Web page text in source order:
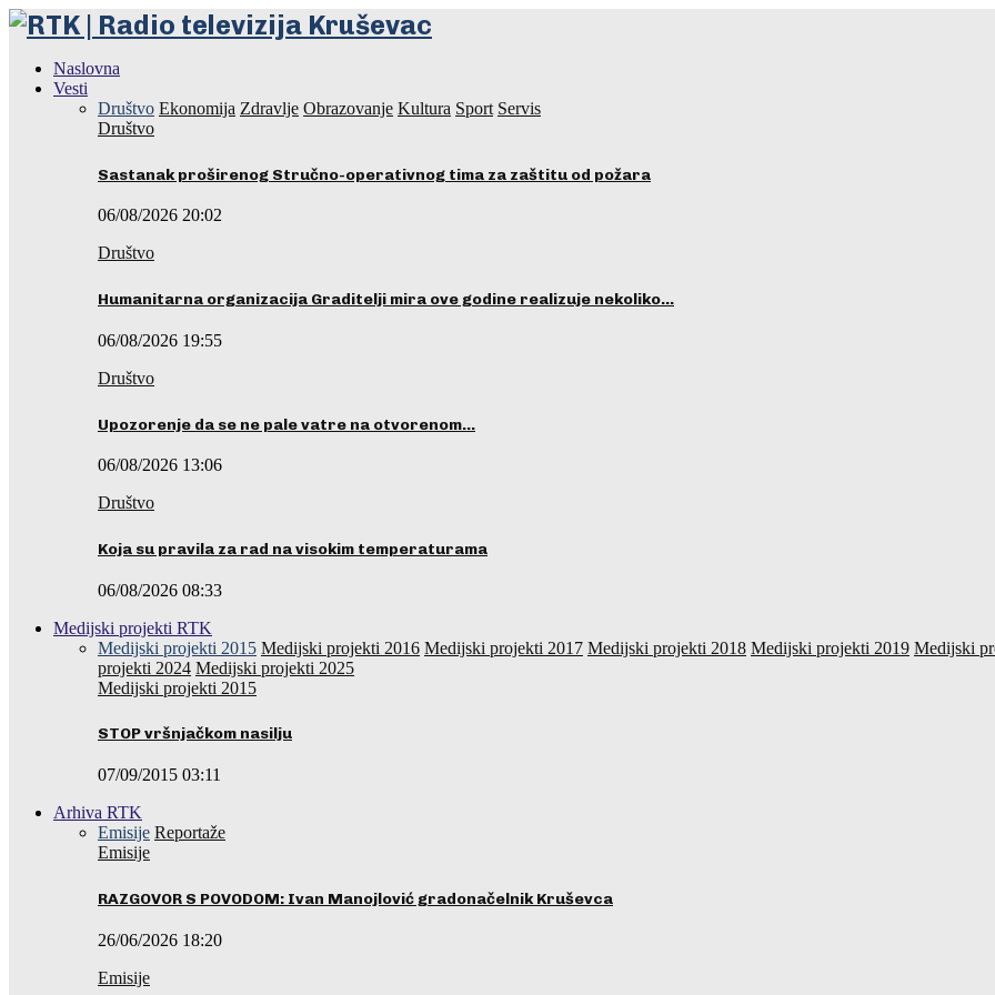
Naslovna
Vesti
Društvo Ekonomija Zdravlje Obrazovanje Kultura Sport Servis
Društvo
Sastanak proširenog Stručno-operativnog tima za zaštitu od požara
06/08/2026 20:02
Društvo
Humanitarna organizacija Graditelji mira ove godine realizuje nekoliko…
06/08/2026 19:55
Društvo
Upozorenje da se ne pale vatre na otvorenom…
06/08/2026 13:06
Društvo
Koja su pravila za rad na visokim temperaturama
06/08/2026 08:33
Medijski projekti RTK
Medijski projekti 2015 Medijski projekti 2016 Medijski projekti 2017 Medijski projekti 2018 Medijski projekti 2019 Medijski
projekti 2024 Medijski projekti 2025
Medijski projekti 2015
STOP vršnjačkom nasilju
07/09/2015 03:11
Arhiva RTK
Emisije Reportaže
Emisije
RAZGOVOR S POVODOM: Ivan Manojlović gradonačelnik Kruševca
26/06/2026 18:20
Emisije